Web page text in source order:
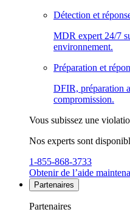
Détection et
MDR expert 24/7
environnement.
Préparation et
DFIR, préparation
compromission.
Vous subissez une
Nos experts sont
1-855-868-3733
Obtenir de l’aide
Partenaires
Partenaires